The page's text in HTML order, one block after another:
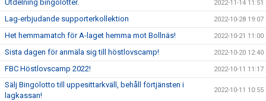
Utdelning bingolotter. 2022-11-14 11:51
Lag-erbjudande supporterkollektion 2022-10-28 19:07
Het hemmamatch för A-laget hemma mot Bollnäs! 2022-10-21 11:00
Sista dagen för anmäla sig till höstlovscamp! 2022-10-20 12:40
FBC Höstlovscamp 2022! 2022-10-11 11:17
Sälj Bingolotto till uppesittarkväll, behåll förtjänsten i
lagkassan!
2022-10-11 10:55